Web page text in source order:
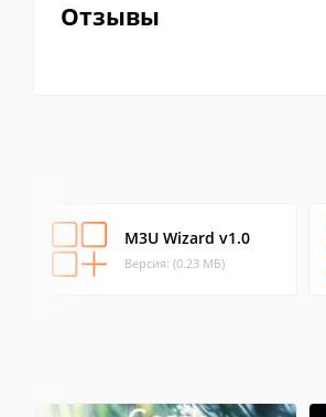
Отзывы
M3U Wizard v1.0
Версия: (0.23 МБ)